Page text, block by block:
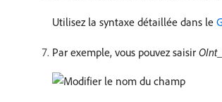
Utilisez la syntaxe détaillée dans le
Par exemple, vous pouvez saisir